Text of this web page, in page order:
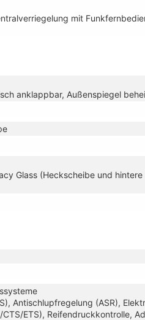
mit
anklappbar, Außenspiegel
Glass (Heckscheibe und
Antischlupfregelung (ASR),
ETS), Reifendruckkontrolle,